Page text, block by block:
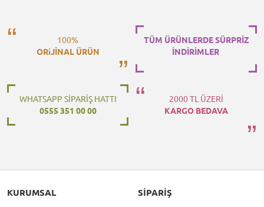
100%
ORiJİNAL ÜRÜN
TÜM ÜRÜNLERDE SÜRPRİZ
İNDİRİMLER
WHATSAPP SİPARİŞ HATTI
0555 351 00 00
2000 TL ÜZERİ
KARGO BEDAVA
KURUMSAL SIPARIŞ